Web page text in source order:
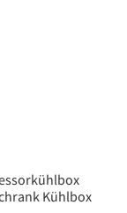
Kühlbox